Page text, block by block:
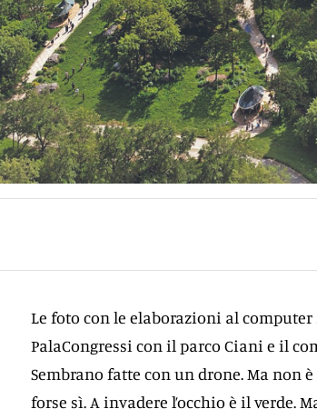
Le foto con le elaborazioni al
PalaCongressi con il parco Ciani e il
Sembrano fatte con un drone. Ma non
forse sì. A invadere l’occhio è il verde.